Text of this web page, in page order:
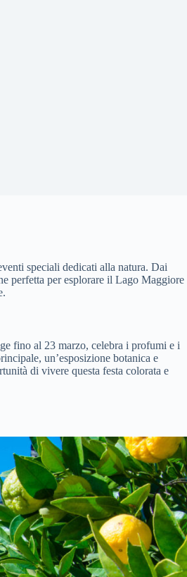
speciali dedicati alla natura. Dai
perfetta per esplorare il Lago Maggiore
fino al 23 marzo, celebra i profumi e i
un’esposizione botanica e
di vivere questa festa colorata e